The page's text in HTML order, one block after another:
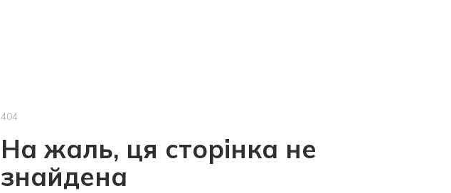
404
На жаль, ця сторінка не
знайдена